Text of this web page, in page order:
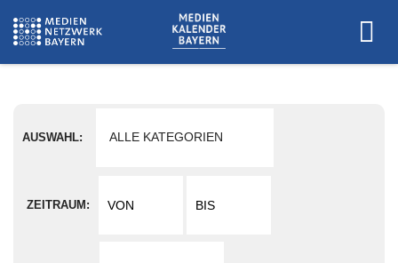
ZEITRAUM:
AUSWAHL: ALLE KATEGORIEN
AUDIO